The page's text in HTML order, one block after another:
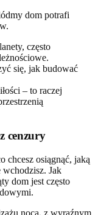
dom potrafi
często
się, jak budować
– to raczej
cenzury
chcesz osiągnąć, jaką
wchodzisz. Jak
dom jest często